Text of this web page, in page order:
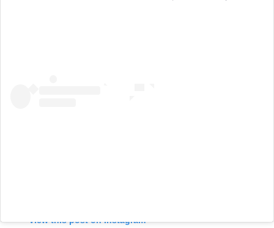
View this post on Instagram